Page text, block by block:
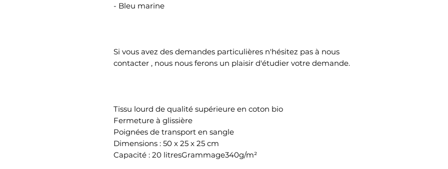
- Bleu marine
Si vous avez des demandes particulières n'hésitez pas à nous
contacter , nous nous ferons un plaisir d'étudier votre demande.
Tissu lourd de qualité supérieure en coton bio
Fermeture à glissière
Poignées de transport en sangle
Dimensions : 50 x 25 x 25 cm
Capacité : 20 litresGrammage340g/m²